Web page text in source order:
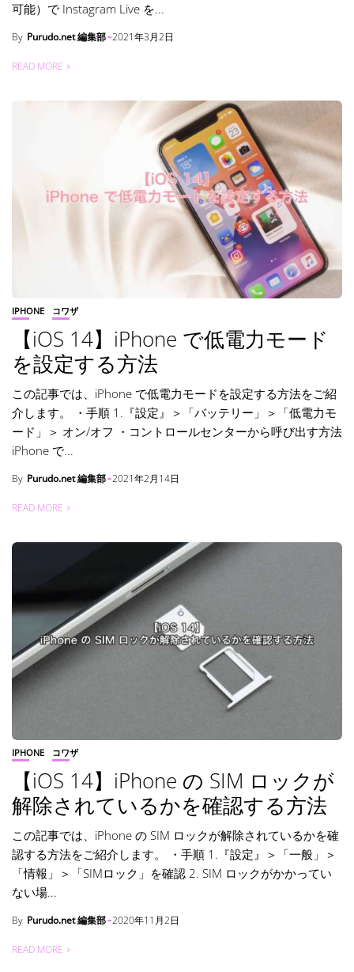
可能）で Instagram Live を...
By Purudo.net 編集部 2021年3月2日
READ MORE
IPHONE コワザ
【iOS 14】iPhone で低電力モード
を設定する方法
この記事では、iPhone で低電力モードを設定する方法をご紹
介します。 ・手順 1.『設定』＞「バッテリー」＞「低電力モ
ード」＞ オン/オフ ・コントロールセンターから呼び出す方法
iPhone で...
By Purudo.net 編集部 2021年2月14日
READ MORE
IPHONE コワザ
【iOS 14】iPhone の SIM ロックが
解除されているかを確認する方法
この記事では、iPhone の SIM ロックが解除されているかを確
認する方法をご紹介します。 ・手順 1.『設定』＞「一般」＞
「情報」＞「SIMロック」を確認 2. SIM ロックがかかってい
ない場...
By Purudo.net 編集部 2020年11月2日
READ MORE